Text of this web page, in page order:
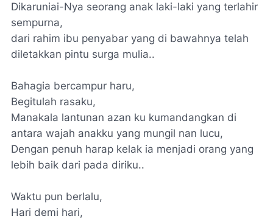
Dikaruniai-Nya seorang anak laki-laki yang terlahir
sempurna,
dari rahim ibu penyabar yang di bawahnya telah
diletakkan pintu surga mulia..
Bahagia bercampur haru,
Begitulah rasaku,
Manakala lantunan azan ku kumandangkan di
antara wajah anakku yang mungil nan lucu,
Dengan penuh harap kelak ia menjadi orang yang
lebih baik dari pada diriku..
Waktu pun berlalu,
Hari demi hari,